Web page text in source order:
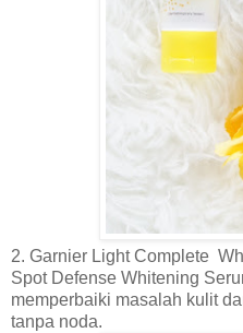
2. Garnier Light Complete
Spot Defense Whitening
memperbaiki masalah kulit
tanpa noda.